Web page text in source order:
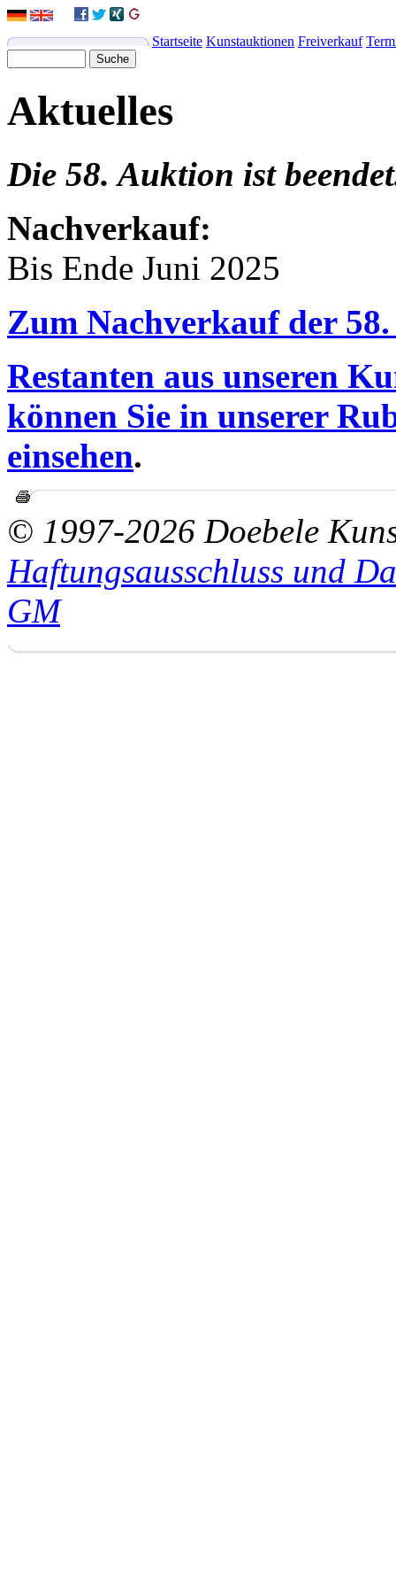
Startseite Kunstauktionen Freiverkauf
Aktuelles
Die 58. Auktion ist
Nachverkauf:
Bis Ende Juni 2025
Zum Nachverkauf der
Restanten aus unseren
können Sie in unserer
einsehen.
© 1997-2026 Doebele
Haftungsausschluss und
GM